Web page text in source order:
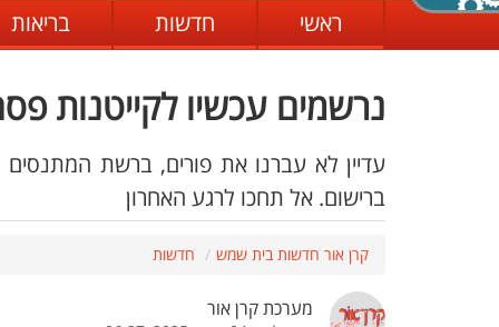
ראשי חדשות בריאות
נרשמים עכשיו לקייטנות
עדיין לא עברנו את פורים, ברשת
ברישום. אל תחכו לרגע האחרון
קרן אור חדשות בית שמש חדשות
מערכת קרן אור
מצב שחור - לבן קביעת ניגודיות